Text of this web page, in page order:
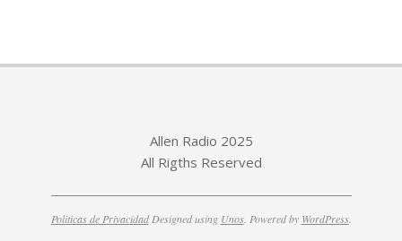
Allen Radio 2025
All Rigths Reserved
Politicas de PrivacidadDesigned using Unos. Powered by WordPress.